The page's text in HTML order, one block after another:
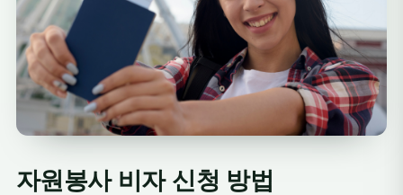
자원봉사 비자 신청 방법